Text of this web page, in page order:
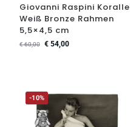
Giovanni Raspini Koralle
Weiß Bronze Rahmen
5,5×4,5 cm
€60,00 €54,00
-10%